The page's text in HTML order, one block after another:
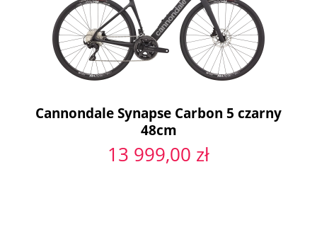
Cannondale Synapse Carbon 5 czarny
48cm
13 999,00 zł